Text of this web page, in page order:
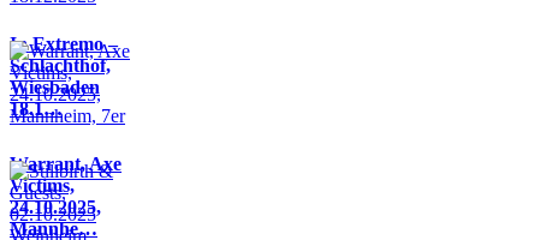
In Extremo –
Schlachthof,
Wiesbaden
18.1…
Warrant, Axe
Victims,
24.10.2025,
Mannhe…